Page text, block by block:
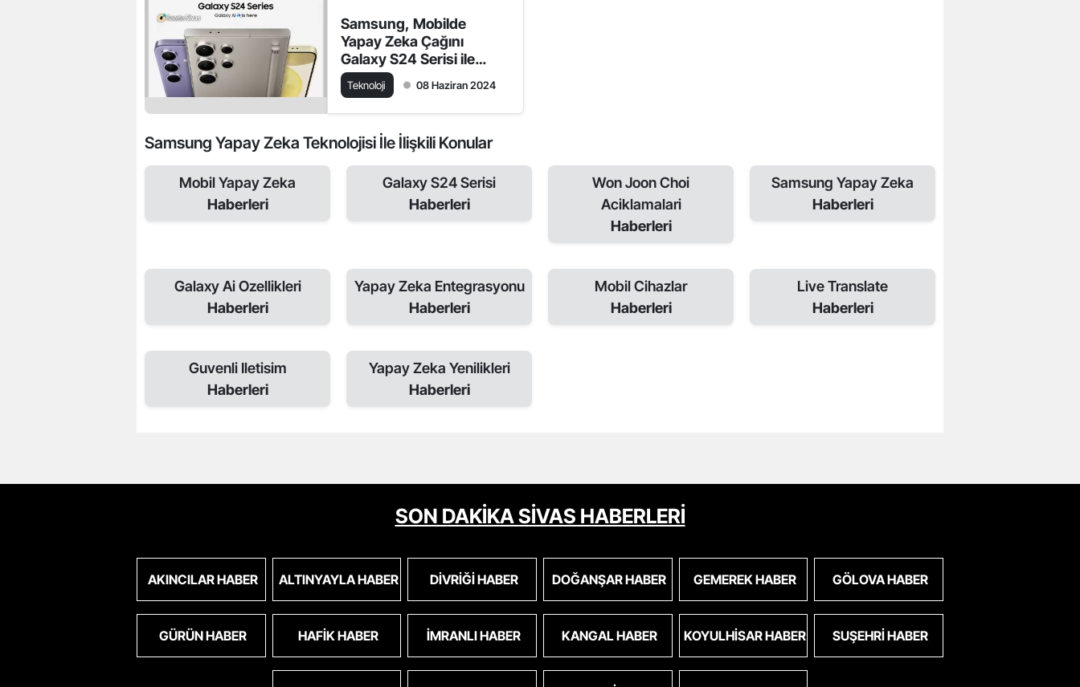
Samsung, Mobilde
Yapay Zeka Çağını
Galaxy S24 Serisi ile
Başlatıyor
Teknoloji 08 Haziran 2024
Samsung Yapay Zeka Teknolojisi İle İlişkili Konular
Mobil Yapay Zeka
Haberleri
Galaxy S24 Serisi
Haberleri
Won Joon Choi
Aciklamalari
Haberleri
Samsung Yapay Zeka
Haberleri
Galaxy Ai Ozellikleri
Haberleri
Yapay Zeka Entegrasyonu
Haberleri
Mobil Cihazlar
Haberleri
Live Translate
Haberleri
Guvenli Iletisim
Haberleri
Yapay Zeka Yenilikleri
Haberleri
SON DAKİKA SİVAS HABERLERİ
AKINCILAR HABER ALTINYAYLA HABER DIVRIĞI HABER DOĞANŞAR HABER GEMEREK HABER GÖLOVA HABER
GÜRÜN HABER HAFIK HABER İMRANLI HABER KANGAL HABER KOYULHISAR HABER SUŞEHRI HABER